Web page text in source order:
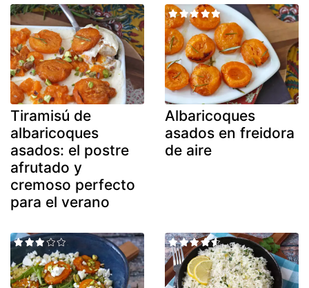
Tiramisú de
albaricoques
asados: el postre
afrutado y
cremoso perfecto
para el verano
Albaricoques
asados en freidora
de aire